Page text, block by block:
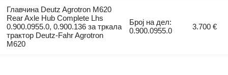
Главчина Deutz Agrotron M620
Rear Axle Hub Complete Lhs
0.900.0955.0, 0.900.136 за тркала
трактор Deutz-Fahr Agrotron
M620
Број на дел:
0.900.0955.0
3.700 €